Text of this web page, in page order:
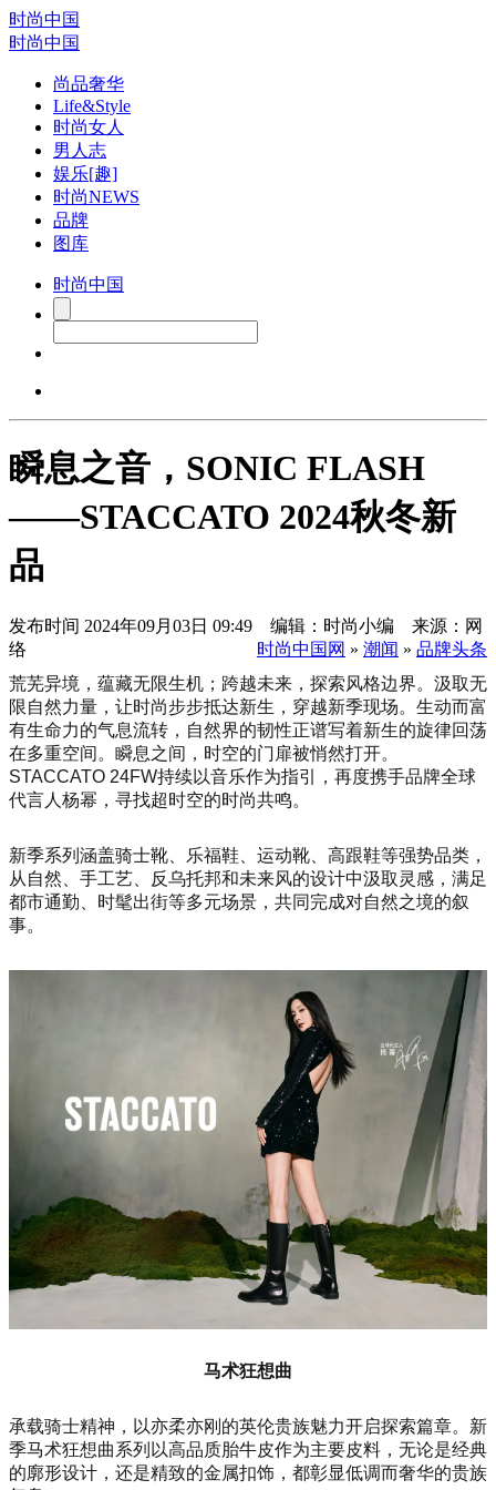
时尚中国
时尚中国
尚品奢华
Life&Style
时尚女人
男人志
娱乐[趣]
时尚NEWS
品牌
图库
时尚中国
瞬息之音，SONIC FLASH
——STACCATO 2024秋冬新
品
发布时间 2024年09月03日 09:49 编辑：时尚小编 来源：网
络
时尚中国网 » 潮闻 » 品牌头条
荒芜异境，蕴藏无限生机；跨越未来，探索风格边界。汲取无
限自然力量，让时尚步步抵达新生，穿越新季现场。生动而富
有生命力的气息流转，自然界的韧性正谱写着新生的旋律回荡
在多重空间。瞬息之间，时空的门扉被悄然打开。
STACCATO 24FW持续以音乐作为指引，再度携手品牌全球
代言人杨幂，寻找超时空的时尚共鸣。
新季系列涵盖骑士靴、乐福鞋、运动靴、高跟鞋等强势品类，
从自然、手工艺、反乌托邦和未来风的设计中汲取灵感，满足
都市通勤、时髦出街等多元场景，共同完成对自然之境的叙
事。
马术狂想曲
承载骑士精神，以亦柔亦刚的英伦贵族魅力开启探索篇章。新
季马术狂想曲系列以高品质胎牛皮作为主要皮料，无论是经典
的廓形设计，还是精致的金属扣饰，都彰显低调而奢华的贵族